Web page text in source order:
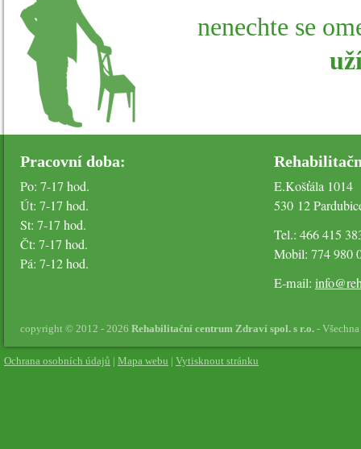
nenechte se
Pracovní doba:
Po: 7-17 hod.
Út: 7-17 hod.
St: 7-17 hod.
Čt: 7-17 hod.
Pá: 7-12 hod.
E.Košťála 1014
530 12
Tel.: 466 415
Mobil: 774 980
E-mail:
copyright © 2012 - 2026 Rehabilitační centrum Zdraví spol. s r.o. -
Ochrana osobních údajů | Mapa webu | Vytisknout stránku